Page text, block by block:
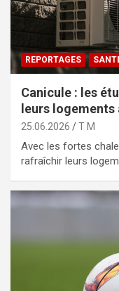
REPORTAGES
Canicule : les
leurs logements
25.06.2026 T M
Avec les fortes
rafraîchir leurs